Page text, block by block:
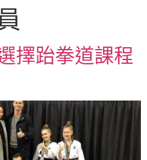
擇跆拳道課程